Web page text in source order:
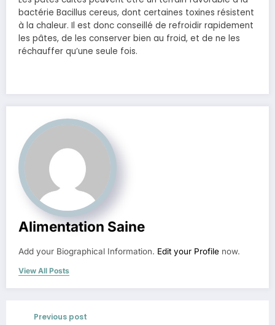
bactérie Bacillus cereus, dont certaines toxines résistent
à la chaleur. Il est donc conseillé de refroidir rapidement
les pâtes, de les conserver bien au froid, et de ne les
réchauffer qu’une seule fois.
Alimentation Saine
Add your Biographical Information. Edit your Profile now.
View All Posts
Previous post